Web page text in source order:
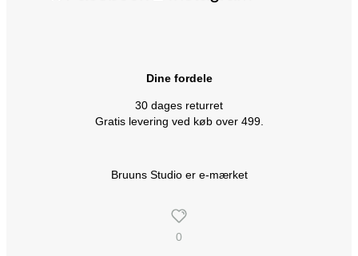
Dine fordele
30 dages returret
Gratis levering ved køb over 499.
Bruuns Studio er e-mærket
0